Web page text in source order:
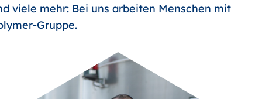
viele mehr: Bei uns arbeiten Menschen mit
Gruppe.